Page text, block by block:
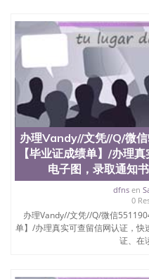
办理Vandy//文凭//Q/微
【毕业证成绩单】/办理
电子图，录取通知
dfnsen
0
办理Vandy//文凭//Q/微信
单】/办理真实可查留信网认证，
证、在